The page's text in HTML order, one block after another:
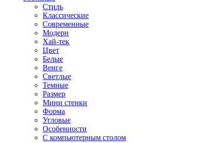
Стиль
Классические
Современные
Модерн
Хай-тек
Цвет
Белые
Венге
Светлые
Темные
Размер
Мини стенки
Форма
Угловые
Особенности
С компьютерным столом